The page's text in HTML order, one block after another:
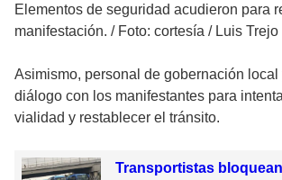
Elementos de seguridad acudieron para
manifestación. / Foto: cortesía / Luis Trejo
Asimismo, personal de gobernación
diálogo con los manifestantes para
vialidad y restablecer el tránsito.
Transportistas